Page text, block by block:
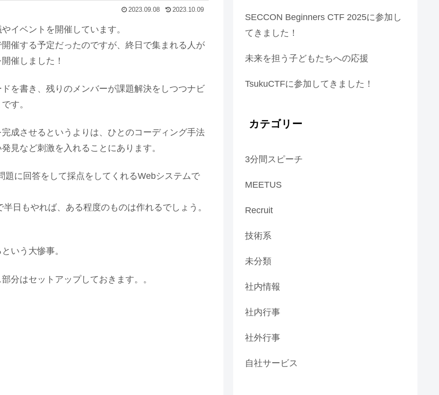
2023.09.08 2023.10.09
イベントを開催しています。
催する予定だったのですが、終日で集まれる人が
催しました！
を書き、残りのメンバーが課題解決をしつつナビ
す。
成させるというよりは、ひとのコーディング手法
見など刺激を入れることにあります。
に回答をして採点をしてくれるWebシステムで
日もやれば、ある程度のものは作れるでしょう。
いう大惨事。
分はセットアップしておきます。。
SECCON Beginners CTF 2025に参加し
てきました！
未来を担う子どもたちへの応援
TsukuCTFに参加してきました！
カテゴリー
3分間スピーチ
MEETUS
Recruit
技術系
未分類
社内情報
社内行事
社外行事
自社サービス